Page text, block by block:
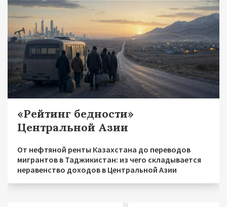
«Рейтинг бедности»
Центральной Азии
От нефтяной ренты Казахстана до переводов
мигрантов в Таджикистан: из чего складывается
неравенство доходов в Центральной Азии